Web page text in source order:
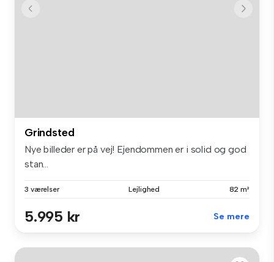
Grindsted
Nye billeder er på vej! Ejendommen er i solid og god
stan...
3 værelser Lejlighed 82 m²
5.995 kr Se mere